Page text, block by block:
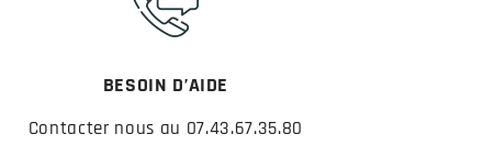
BESOIN D’AIDE
Contacter nous au 07.43.67.35.80